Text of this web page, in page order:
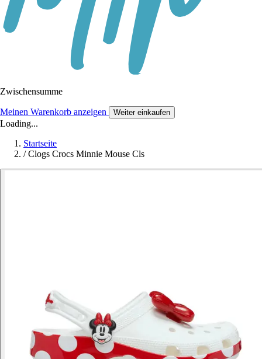
Zwischensumme
Meinen Warenkorb anzeigen Weiter einkaufen
Loading...
Startseite
/ Clogs Crocs Minnie Mouse Cls